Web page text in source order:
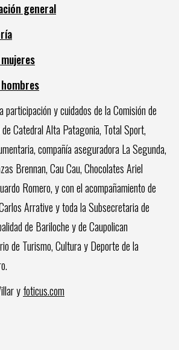
general
participación y cuidados de la Comisión de
Catedral Alta Patagonia, Total Sport,
compañía aseguradora La Segunda,
Brennan, Cau Cau, Chocolates Ariel
Romero, y con el acompañamiento de
Arrative y toda la Subsecretaria de
de Bariloche y de Caupolican
de Turismo, Cultura y Deporte de la
yfoticus.com